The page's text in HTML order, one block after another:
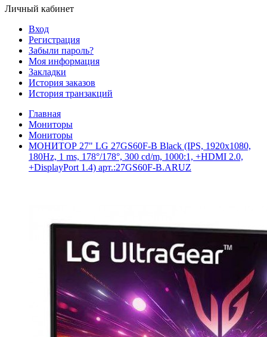
Личный кабинет
Вход
Регистрация
Забыли пароль?
Моя информация
Закладки
История заказов
История транзакций
Главная
Мониторы
Мониторы
МОНИТОР 27" LG 27GS60F-B Black (IPS, 1920x1080,
180Hz, 1 ms, 178°/178°, 300 cd/m, 1000:1, +НDMI 2.0,
+DisplayPort 1.4) арт.:27GS60F-B.ARUZ